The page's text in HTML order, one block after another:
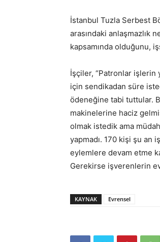
İstanbul Tuzla Serbest
arasındaki anlaşmazlık
kapsamında olduğunu,
İşçiler, “Patronlar işlerin
için sendikadan süre
ödeneğine tabi tuttular.
makinelerine haciz
olmak istedik ama
yapmadı. 170 kişi şu an
eylemlere devam etme
Gerekirse işverenlerin
KAYNAK Evrensel